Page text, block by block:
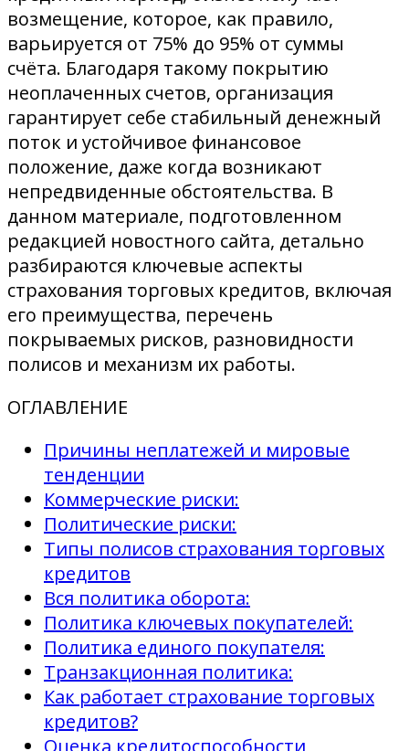
возмещение, которое, как правило,
варьируется от 75% до 95% от суммы
счёта. Благодаря такому покрытию
неоплаченных счетов, организация
гарантирует себе стабильный денежный
поток и устойчивое финансовое
положение, даже когда возникают
непредвиденные обстоятельства. В
данном материале, подготовленном
редакцией новостного сайта, детально
разбираются ключевые аспекты
страхования торговых кредитов, включая
его преимущества, перечень
покрываемых рисков, разновидности
полисов и механизм их работы.
ОГЛАВЛЕНИЕ
Причины неплатежей и мировые
тенденции
Коммерческие риски:
Политические риски:
Типы полисов страхования торговых
кредитов
Вся политика оборота:
Политика ключевых покупателей:
Политика единого покупателя:
Транзакционная политика:
Как работает страхование торговых
кредитов?
Оценка кредитоспособности